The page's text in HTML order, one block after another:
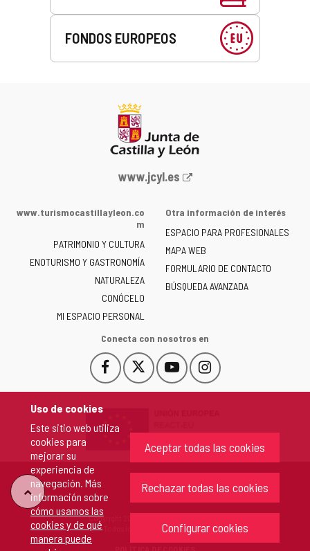
Uso de cookies
Este sitio web utiliza
cookies para
mejorar su
experiencia de
navegación. Más
información sobre
cómo usamos las
cookies y de qué
manera puede
Aceptar todas las cookies
Rechazar todas las cookies
Configurar cookies
FONDOS EUROPEOS
Portal
la
de
Castilla
y
León
-
www.jcyl.es
www.turismocastillayleon.co
m
PATRIMONIO Y CULTURA
ENOTURISMO Y GASTRONOMÍA
NATURALEZA
CONÓCELO
MI ESPACIO PERSONAL
Otra información de interés
ESPACIO PARA PROFESIONALES
MAPA WEB
FORMULARIO DE CONTACTO
BÚSQUEDA AVANZADA
Conecta con nosotros en
Facebook
Este
enlace
en
nueva.
Este
enlace
una
ventana
nueva.
YouTube
Este
enlace
una
ventana
nueva.
Instagram
Este
enlace
una
ventana
nueva.
"Volver
arriba"
Copyright 2026 - Junta de Castilla y León
Todos los derechos reservados.